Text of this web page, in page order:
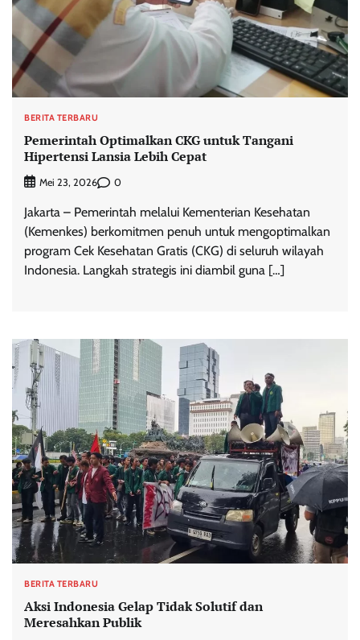
BERITA TERBARU
Pemerintah Optimalkan CKG untuk Tangani
Hipertensi Lansia Lebih Cepat
Mei 23, 2026 0
Jakarta – Pemerintah melalui Kementerian Kesehatan
(Kemenkes) berkomitmen penuh untuk mengoptimalkan
program Cek Kesehatan Gratis (CKG) di seluruh wilayah
Indonesia. Langkah strategis ini diambil guna […]
BERITA TERBARU
Aksi Indonesia Gelap Tidak Solutif dan
Meresahkan Publik